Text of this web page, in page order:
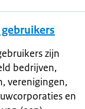
zijn
bedrijven,
verenigingen,
en